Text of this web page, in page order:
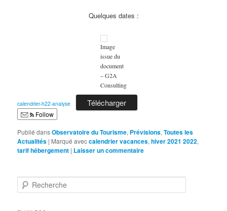
Quelques dates :
Image
issue du
document
– G2A
Consulting
calendrier-h22-analyse Télécharger
Follow
Publié dansObservatoire du Tourisme, Prévisions,Toutes les
Actualités | Marqué aveccalendrier vacances,hiver 2021 2022,
tarif hébergement | Laisser un commentaire
e